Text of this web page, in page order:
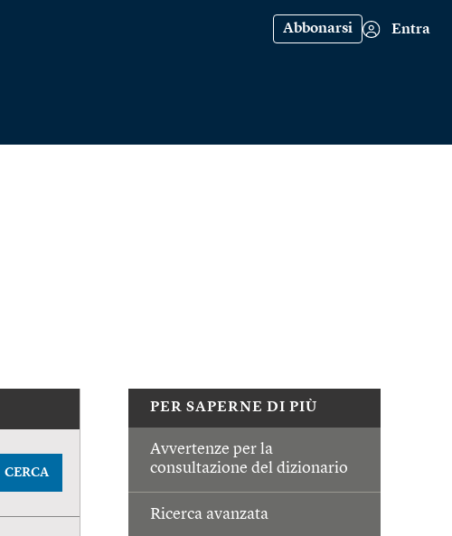
Abbonarsi Entra
PER SAPERNE DI PIÙ
Avvertenze per la
consultazione del dizionario
Ricerca avanzata
CERCA